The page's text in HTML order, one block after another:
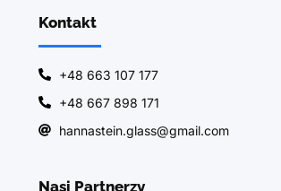
Kontakt
+48 663 107 177
+48 667 898 171
hannastein.glass@gmail.com
Nasi Partnerzy